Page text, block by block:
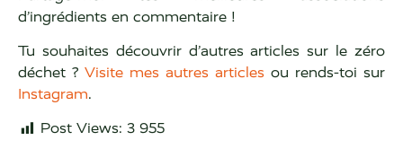
d’ingrédients en commentaire !
Tu souhaites découvrir d’autres articles sur le zéro
déchet ? Visite mes autres articles ou rends-toi sur
Instagram.
Post Views: 3 955